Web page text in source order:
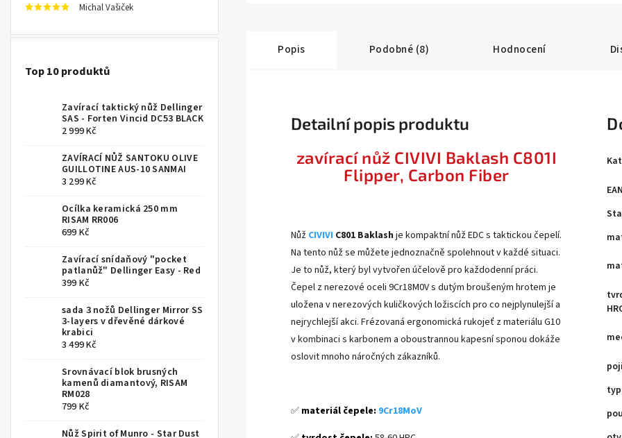
Michal Vašiček
Top 10 produktů
Zavírací taktický nůž Dellinger
SAS - Forten Vincid DC53 BLACK
2 999 Kč
ZAVÍRACÍ NŮŽ SANTOKU OLIVE
GUILLOTINE AUS-10 SANMAI
3 299 Kč
Ocílka keramická 250 mm
RISAM RR006
699 Kč
Zavírací snídaňový "pocket
patlanůž" Dellinger Easy - Red
399 Kč
sada 3 nožů Dellinger Mirror SS
3-layers v dřevěné dárkové
krabici
3 499 Kč
Srovnávací blok brusných
kamenů diamantový, RISAM
RM028
799 Kč
Nůž Spirit of Munro - Star Dust
Popis Podobné (8) Hodnocení
Detailní popis produktu
zavírací nůž CIVIVI Baklash C801I
Flipper, Carbon Fiber
Nůž CIVIVI C801 Baklash je kompaktní nůž EDC s taktickou čepelí.
Na tento nůž se můžete jednoznačně spolehnout v každé situaci.
Je to nůž, který byl vytvořen účelově pro každodenní práci.
Čepel z nerezové oceli 9Cr18M0V s dutým broušeným hrotem je
uložena v nerezových kuličkových ložiscích pro co nejplynulejší a
nejrychlejší akci. Frézovaná ergonomická rukojeť z materiálu G10
v kombinaci s karbonem a oboustrannou kapesní sponou dokáže
oslovit mnoho náročných zákazníků.
✅ materiál čepele: 9Cr18MoV
EAN